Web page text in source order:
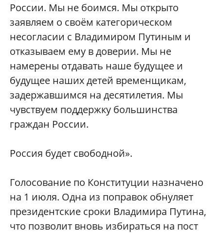
России. Мы не боимся. Мы открыто
заявляем о своём категорическом
несогласии с Владимиром Путиным и
отказываем ему в доверии. Мы не
намерены отдавать наше будущее и
будущее наших детей временщикам,
задержавшимся на десятилетия. Мы
чувствуем поддержку большинства
граждан России.
Россия будет свободной».
Голосование по Конституции назначено
на 1 июля. Одна из поправок обнуляет
президентские сроки Владимира Путина,
что позволит вновь избираться на пост